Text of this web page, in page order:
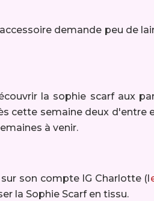
demande peu de
la sophie scarf aux
cette semaine deux d'entre
à venir.
son compte IG Charlotte (l
la Sophie Scarf en tissu.